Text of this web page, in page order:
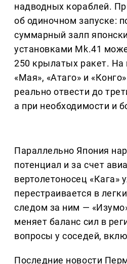
надводных кораблей.
об одиночном запуске:
суммарный залп
установками Mk.41
250 крылатых ракет. На
«Мая», «Атаго» и
реально отвести до
а при необходимости и
Параллельно Япония
потенциал и за счет
вертолетоносец «Кага»
перестраивается в
следом за ним —
меняет баланс сил в
вопросы у соседей,
Последние новости